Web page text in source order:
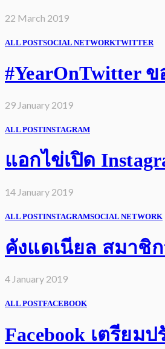
22 March 2019
ALL POSTSOCIAL NETWORKTWITTER
#YearOnTwitter
29 January 2019
ALL POSTINSTAGRAM
แอกไข่เปิด
14 January 2019
ALL POSTINSTAGRAMSOCIAL NETWORK
คังแดเนียล สมาชิ
4 January 2019
ALL POSTFACEBOOK
Facebook เตรียม